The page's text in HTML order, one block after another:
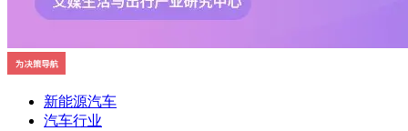
新能源汽车
汽车行业